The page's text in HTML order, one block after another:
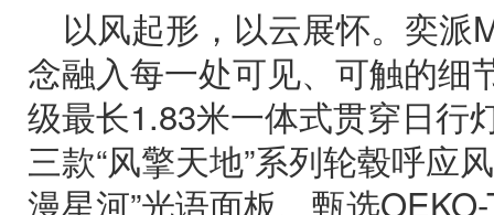
以风起形，以云展怀。奕派
念融入每一处可见、可触的细
级最长1.83米一体式贯穿日行
三款“风擎天地”系列轮毂呼应
漫星河”光语面板、甄选